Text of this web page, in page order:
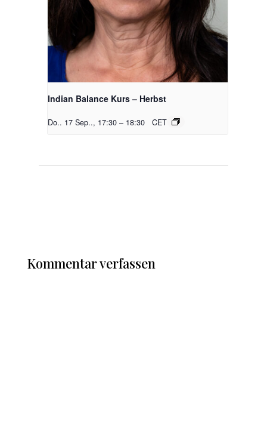
Indian Balance Kurs – Herbst
Do.. 17 Sep.., 17:30 – 18:30 CET
Kommentar verfassen